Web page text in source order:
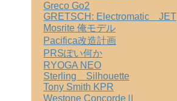
Greco Go2
GRETSCH: Electromatic JET
Mosrite 俺モデル
Pacifica改造計画
PRSぽい何か
RYOGA NEO
Sterling Silhouette
Tony Smith KPR
Westone ConcordeⅡ